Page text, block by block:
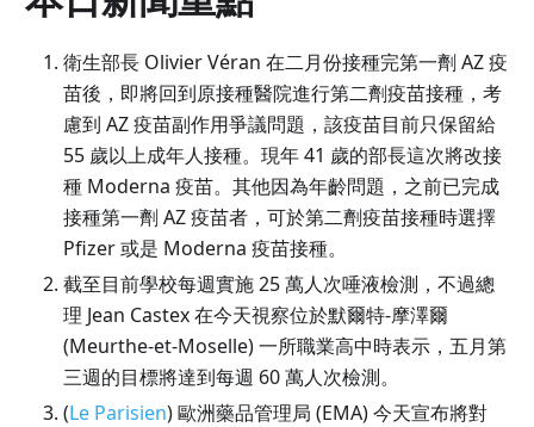
衛生部長 Olivier Véran 在二月份接種完第一劑 AZ 疫
苗後，即將回到原接種醫院進行第二劑疫苗接種，考
慮到 AZ 疫苗副作用爭議問題，該疫苗目前只保留給
55 歲以上成年人接種。現年 41 歲的部長這次將改接
種 Moderna 疫苗。其他因為年齡問題，之前已完成
接種第一劑 AZ 疫苗者，可於第二劑疫苗接種時選擇
Pfizer 或是 Moderna 疫苗接種。
截至目前學校每週實施 25 萬人次唾液檢測，不過總
理 Jean Castex 在今天視察位於默爾特-摩澤爾
(Meurthe-et-Moselle) 一所職業高中時表示，五月第
三週的目標將達到每週 60 萬人次檢測。
(Le Parisien) 歐洲藥品管理局 (EMA) 今天宣布將對